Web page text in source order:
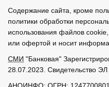
бюджета ПФР
Содержание сайта, кроме
политики обработки
использования файлов
или офертой и носит
СМИ "Банковая"
28.07.2023. Свидетельство